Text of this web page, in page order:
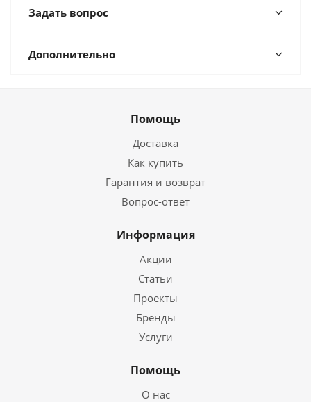
Задать вопрос
Дополнительно
Помощь
Доставка
Как купить
Гарантия и возврат
Вопрос-ответ
Информация
Акции
Статьи
Проекты
Бренды
Услуги
Помощь
О нас